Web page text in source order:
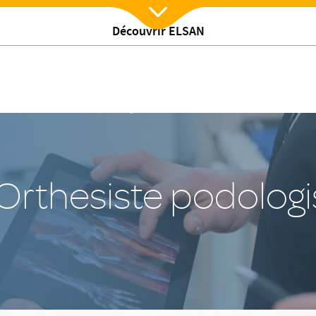
Découvrir ELSAN
Nx:Afficher menu
Orthesiste podologiste